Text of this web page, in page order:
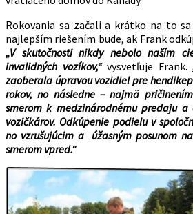
Rokovania sa začali a krátko na to
najlepším riešením bude, ak Frank
„V skutočnosti nikdy nebolo naším
invalidných vozíkov,“ vysvetľuje Frank.
zaoberala úpravou vozidiel pre
rokov, no následne – najmä
smerom k medzinárodnému predaju
vozičkárov. Odkúpenie podielu v
no vzrušujúcim a úžasným posunom
smerom vpred.“